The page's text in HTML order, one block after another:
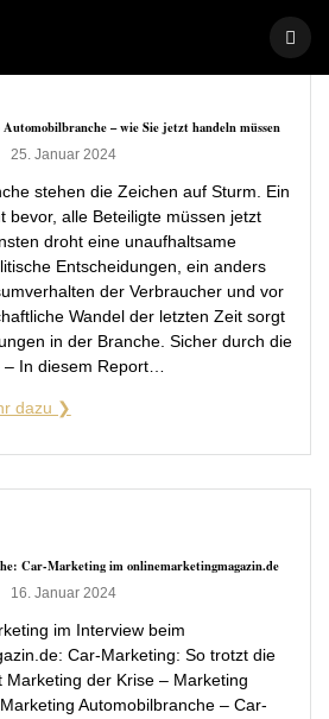
– wie Sie jetzt handeln müssen
25. Januar 2024
stehen die Zeichen auf Sturm. Ein
bevor, alle Beteiligte müssen jetzt
droht eine unaufhaltsame
Entscheidungen, ein anders
der Verbraucher und vor
Wandel der letzten Zeit sorgt
in der Branche. Sicher durch die
– In diesem Report…
Car-Marketing im onlinemarketingmagazin.de
16. Januar 2024
im Interview beim
Car-Marketing: So trotzt die
Marketing der Krise – Marketing
Automobilbranche – Car-